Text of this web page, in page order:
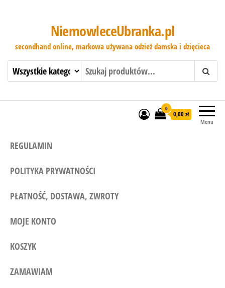
NiemowleceUbranka.pl
secondhand online, markowa używana odzież damska i dzięcieca
Menu
0
0,00 zł
REGULAMIN
POLITYKA PRYWATNOŚCI
PŁATNOŚĆ, DOSTAWA, ZWROTY
MOJE KONTO
KOSZYK
ZAMAWIAM